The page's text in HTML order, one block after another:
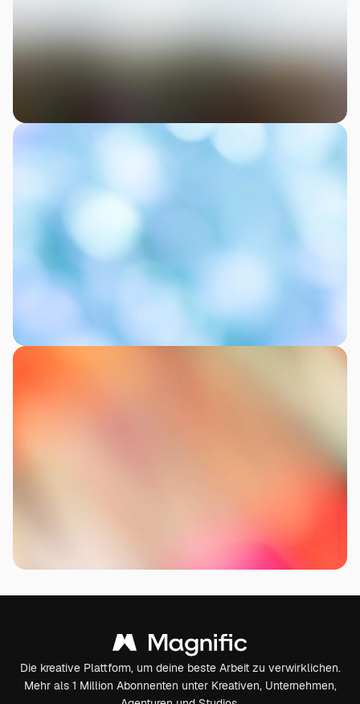
Die kreative Plattform, um deine beste Arbeit zu verwirklichen.
Mehr als 1 Million Abonnenten unter Kreativen, Unternehmen,